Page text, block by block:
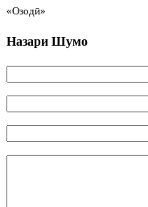
«Озодӣ»
Назари Шумо